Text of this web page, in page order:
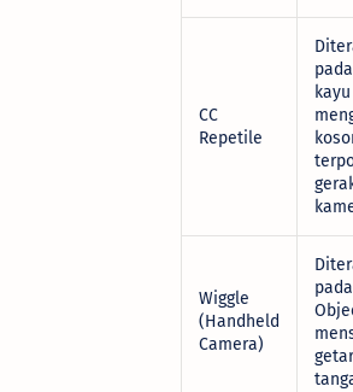
CC
Repetile
Wiggle
(Handheld
Camera)